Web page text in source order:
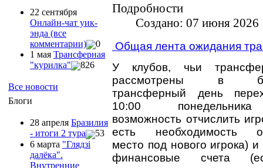
22 сентября
Онлайн-чат уик-
энда (все
комментарии)
0
1 мая Трансферная
"курилка"
826
Все новости
Блоги
28 апреля Бразилия
- итоги 2 тура
53
6 марта "Глядзi
далёка".
Внутренние
Подробности
Создано: 07 июня 2026
Общая лента ожидания
У клубов, чьи
рассмотрены в
трансферный день
10:00
возможность отчислить
есть необходимость
место под нового игрока) и
финансовые счета